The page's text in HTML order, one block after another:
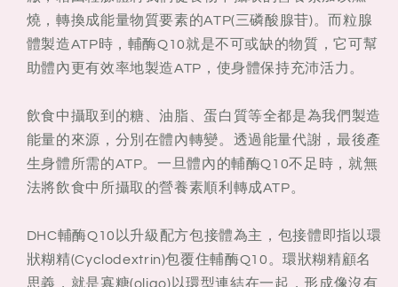
燒，轉換成能量物質要素的ATP(三磷酸腺苷)。而粒腺
體製造ATP時，輔酶Q10就是不可或缺的物質，它可幫
助體內更有效率地製造ATP，使身體保持充沛活力。
飲食中攝取到的糖、油脂、蛋白質等全都是為我們製造
能量的來源，分別在體內轉變。透過能量代謝，最後產
生身體所需的ATP。一旦體內的輔酶Q10不足時，就無
法將飲食中所攝取的營養素順利轉成ATP。
DHC輔酶Q10以升級配方包接體為主，包接體即指以環
狀糊精(Cyclodextrin)包覆住輔酶Q10。環狀糊精顧名
思義，就是寡糖(oligo)以環型連結在一起，形成像沒有